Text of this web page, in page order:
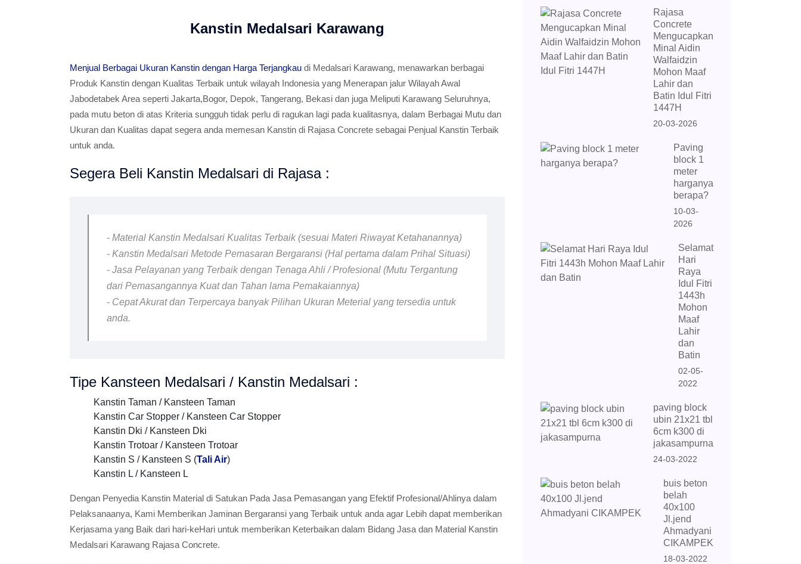
Kanstin Medalsari Karawang
Menjual Berbagai Ukuran Kanstin dengan Harga Terjangkau di Medalsari Karawang, menawarkan berbagai
Produk Kanstin dengan Kualitas Terbaik untuk wilayah Indonesia yang Menerapan jalur Wilayah Awal
Jabodetabek Area seperti Jakarta,Bogor, Depok, Tangerang, Bekasi dan juga Meliputi Karawang Seluruhnya,
pada mutu beton di atas Kriteria sungguh tidak perlu di ragukan lagi pada kualitasnya, dalam Berbagai Mutu dan
Ukuran dan Kualitas dapat segera anda memesan Kanstin di Rajasa Concrete sebagai Penjual Kanstin Terbaik
untuk anda.
Segera Beli Kanstin Medalsari di Rajasa :
- Material Kanstin Medalsari Kualitas Terbaik (sesuai Materi Riwayat Ketahanannya)
- Kanstin Medalsari Metode Pemasaran Bergaransi (Hal pertama dalam Prihal Situasi)
- Jasa Pelayanan yang Terbaik dengan Tenaga Ahli / Profesional (Mutu Tergantung
dari Pemasangannya Kuat dan Tahan lama Pemakaiannya)
- Cepat Akurat dan Terpercaya banyak Pilihan Ukuran Meterial yang tersedia untuk
anda.
Tipe Kansteen Medalsari / Kanstin Medalsari :
Kanstin Taman / Kansteen Taman
Kanstin Car Stopper / Kansteen Car Stopper
Kanstin Dki / Kansteen Dki
Kanstin Trotoar / Kansteen Trotoar
Kanstin S / Kansteen S (Tali Air)
Kanstin L / Kansteen L
Dengan Penyedia Kanstin Material di Satukan Pada Jasa Pemasangan yang Efektif Profesional/Ahlinya dalam
Pelaksanaanya, Kami Memberikan Jaminan Bergaransi yang Terbaik untuk anda agar Lebih dapat memberikan
Kerjasama yang Baik dari hari-keHari untuk memberikan Keterbaikan dalam Bidang Jasa dan Material Kanstin
Medalsari Karawang Rajasa Concrete.
Rajasa
Concrete
Mengucapkan
Minal Aidin
Walfaidzin
Mohon Maaf
Lahir dan
Batin Idul Fitri
1447H
20-03-2026
Paving
block 1
meter
harganya
berapa?
10-03-
2026
Selamat
Hari
Raya
Idul Fitri
1443h
Mohon
Maaf
Lahir
dan
Batin
02-05-
2022
paving block
ubin 21x21 tbl
6cm k300 di
jakasampurna
24-03-2022
buis beton
belah
40x100
Jl.jend
Ahmadyani
CIKAMPEK
18-03-2022